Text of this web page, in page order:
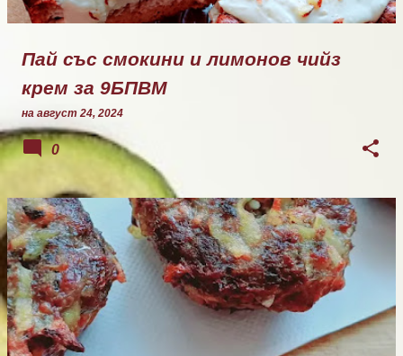
Пай със смокини и лимонов чийз
крем за 9БПВМ
на август 24, 2024
0